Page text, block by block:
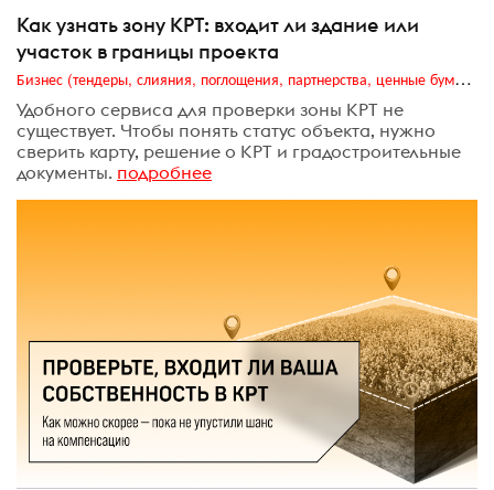
Как узнать зону КРТ: входит ли здание или
участок в границы проекта
Бизнес (тендеры, слияния, поглощения, партнерства, ценные бумаги, акционеры, финансы и отчетность)
Удобного сервиса для проверки зоны КРТ не
существует. Чтобы понять статус объекта, нужно
сверить карту, решение о КРТ и градостроительные
документы. подробнее